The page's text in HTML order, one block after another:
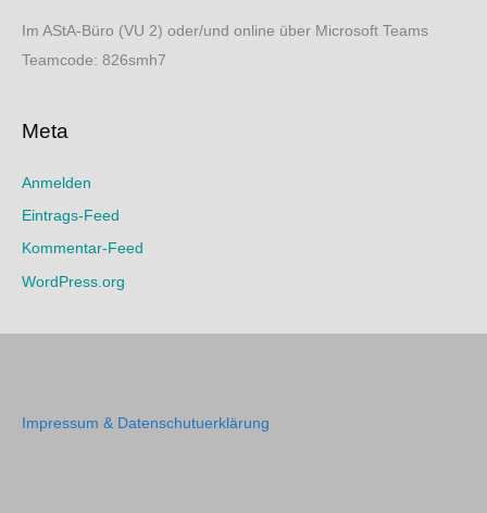
Im AStA-Büro (VU 2) oder/und online über Microsoft Teams
Teamcode: 826smh7
Meta
Anmelden
Eintrags-Feed
Kommentar-Feed
WordPress.org
Impressum & Datenschutuerklärung